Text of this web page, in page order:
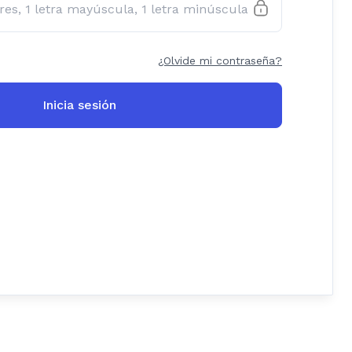
¿Olvide mi contraseña?